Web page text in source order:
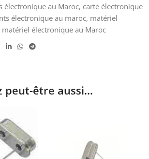
électronique au Maroc, carte électronique
électronique au maroc, matériel
matériel électronique au Maroc
peut-être aussi…